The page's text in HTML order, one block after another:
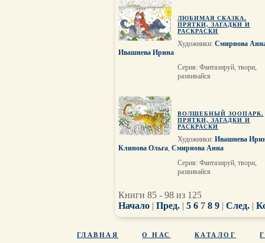
ЛЮБИМАЯ СКАЗКА.
ПРЯТКИ, ЗАГАДКИ И
РАСКРАСКИ
Художники: Смирнова
Ивашнева Ирина
Серия: Фантазируй, твори,
развивайся
ВОЛШЕБНЫЙ ЗООПАРК.
ПРЯТКИ, ЗАГАДКИ И
РАСКРАСКИ
Художники: Ивашнева
Клинова Ольга, Смирнова Анна
Серия: Фантазируй, твори,
развивайся
Книги 85 - 98 из 125
Начало | Пред. | 5 6 7 8 9 | След. |
ГЛАВНАЯ О НАС КАТАЛОГ